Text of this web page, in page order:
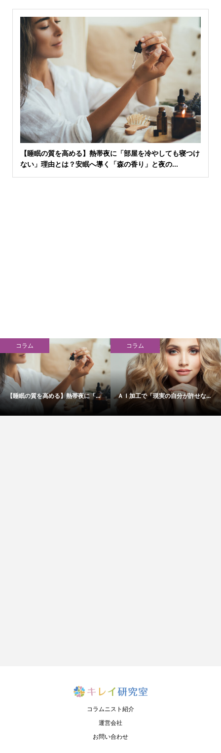
【睡眠の質を高める】熱帯夜に「部屋を冷やしても寝つけ
ない」理由とは？安眠へ導く「森の香り」と夜の...
コラム
【睡眠の質を高める】熱帯夜に「...
コラム
ＡＩ加工で「現実の自分が許せな...
コラムニスト紹介
運営会社
お問い合わせ